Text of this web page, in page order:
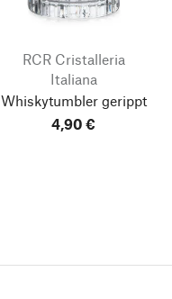
RCR Cristalleria
Italiana
Whiskytumbler gerippt
4,90 €